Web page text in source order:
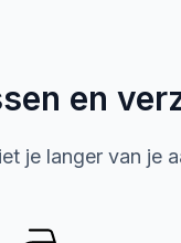
en
je langer van je